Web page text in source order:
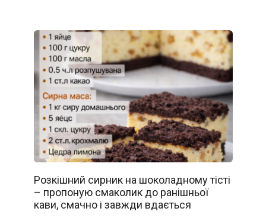
Розкішний сирник на шоколадному тісті
– пропоную смаколик до ранішньої
кави, смачно і завжди вдається